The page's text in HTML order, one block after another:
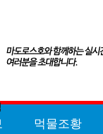
먹물조황